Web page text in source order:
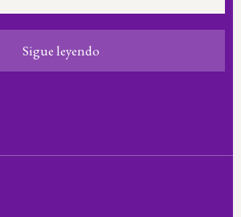
Sigue leyendo